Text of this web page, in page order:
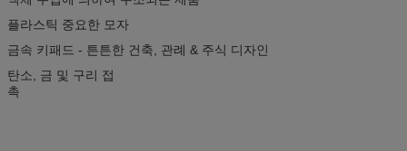
플라스틱 중요한 모자
금속 키패드 - 튼튼한 건축, 관례 & 주식 디자인
탄소, 금 및 구리 접
촉